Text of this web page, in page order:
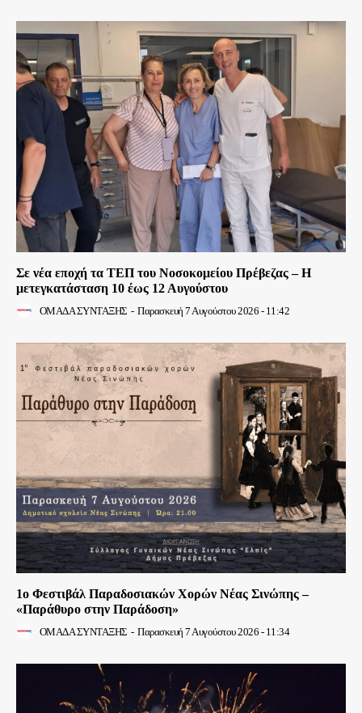
Σε νέα εποχή τα ΤΕΠ του Νοσοκομείου Πρέβεζας – Η
μετεγκατάσταση 10 έως 12 Αυγούστου
ΟΜΑΔΑ ΣΥΝΤΑΞΗΣ - Παρασκευή 7 Αυγούστου 2026 - 11:42
1ο Φεστιβάλ Παραδοσιακών Χορών Νέας Σινώπης –
«Παράθυρο στην Παράδοση»
ΟΜΑΔΑ ΣΥΝΤΑΞΗΣ - Παρασκευή 7 Αυγούστου 2026 - 11:34